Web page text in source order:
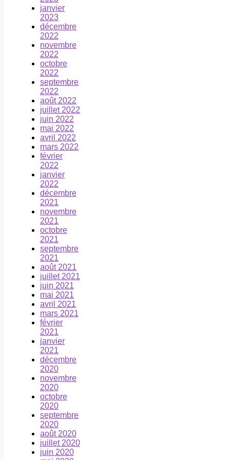
janvier
2023
décembre
2022
novembre
2022
octobre
2022
septembre
2022
août 2022
juillet 2022
juin 2022
mai 2022
avril 2022
mars 2022
février
2022
janvier
2022
décembre
2021
novembre
2021
octobre
2021
septembre
2021
août 2021
juillet 2021
juin 2021
mai 2021
avril 2021
mars 2021
février
2021
janvier
2021
décembre
2020
novembre
2020
octobre
2020
septembre
2020
août 2020
juillet 2020
juin 2020